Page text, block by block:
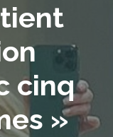
cinq
»